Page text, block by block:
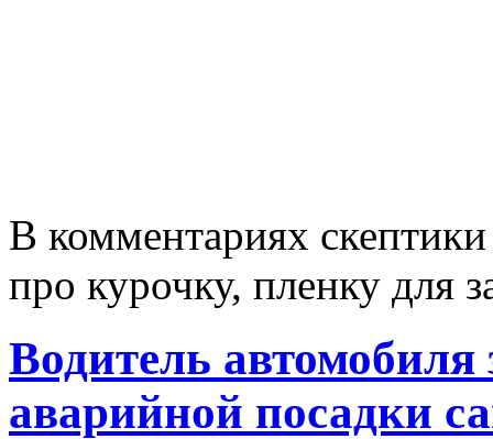
В комментариях
про курочку, пленку для
Водитель
аварийной посадки